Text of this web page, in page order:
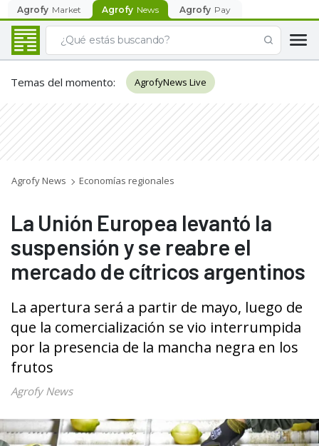
Agrofy Market Agrofy News Agrofy Pay
Temas del momento: AgrofyNews Live
Agrofy News Economías regionales
La Unión Europea levantó la
suspensión y se reabre el
mercado de cítricos argentinos
La apertura será a partir de mayo, luego de
que la comercialización se vio interrumpida
por la presencia de la mancha negra en los
frutos
Agrofy News